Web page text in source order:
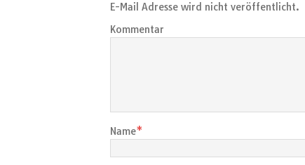
E-Mail Adresse wird nicht veröffentlicht.
Kommentar
Name*